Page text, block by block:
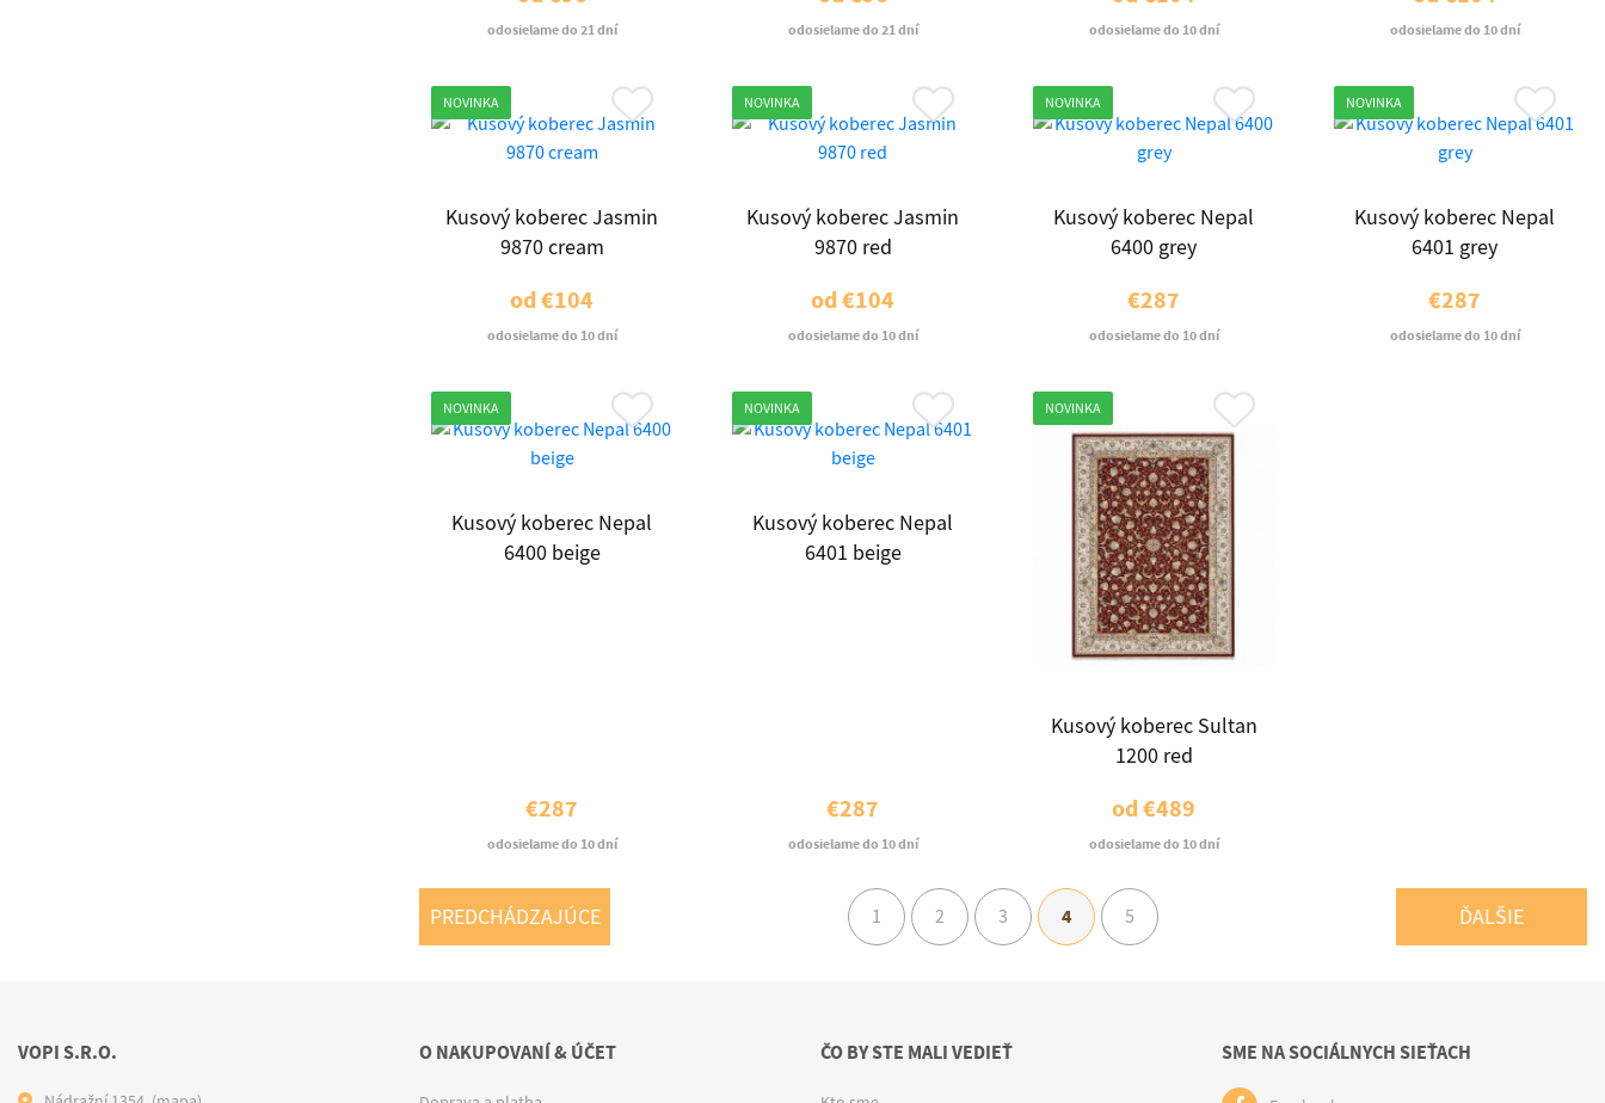
odosielame do 21 dní odosielame do 21 dní odosielame do 10 dní odosielame do 10 dní
NOVINKA
Kusový koberec Jasmin
9870 cream
od€104
odosielame do 10 dní
NOVINKA
Kusový koberec Jasmin
9870 red
od€104
odosielame do 10 dní
NOVINKA
Kusový koberec Nepal
6400 grey
€287
odosielame do 10 dní
NOVINKA
Kusový koberec Nepal
6401 grey
€287
odosielame do 10 dní
NOVINKA
Kusový koberec Nepal
6400 beige
€287
odosielame do 10 dní
NOVINKA
Kusový koberec Nepal
6401 beige
€287
odosielame do 10 dní
NOVINKA
Kusový koberec Sultan
1200 red
od€489
odosielame do 10 dní
PREDCHÁDZAJÚCE 1 2 3 4 5 ĎALŠIE
VOPI S.R.O. O NAKUPOVANÍ & ÚČET ČO BY STE MALI VEDIEŤ SME NA SOCIÁLNYCH SIEŤACH